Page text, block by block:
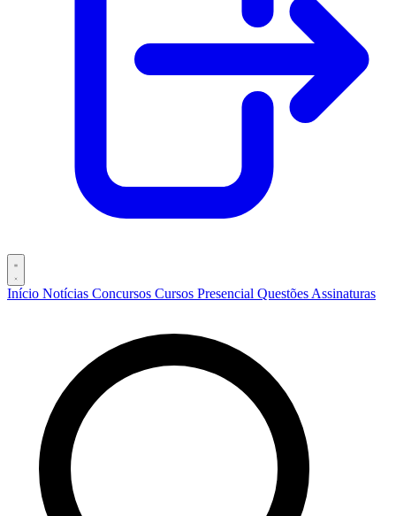
Início Notícias Concursos Cursos Presencial Questões Assinaturas